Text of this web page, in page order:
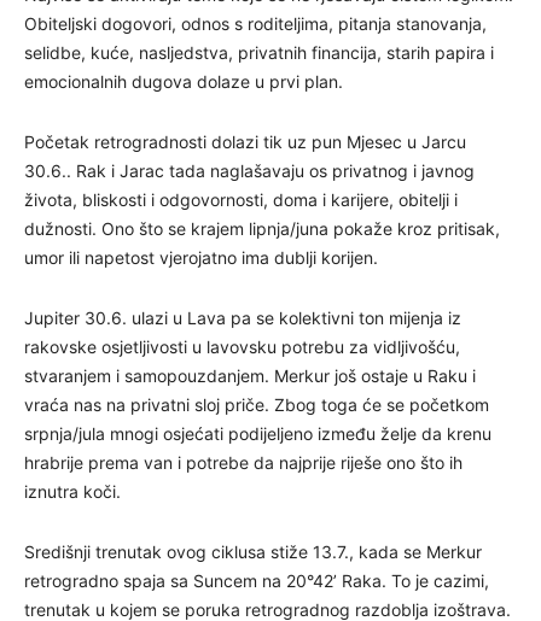
Obiteljski dogovori, odnos s roditeljima, pitanja stanovanja,
selidbe, kuće, nasljedstva, privatnih financija, starih papira i
emocionalnih dugova dolaze u prvi plan.
Početak retrogradnosti dolazi tik uz pun Mjesec u Jarcu
30.6.. Rak i Jarac tada naglašavaju os privatnog i javnog
života, bliskosti i odgovornosti, doma i karijere, obitelji i
dužnosti. Ono što se krajem lipnja/juna pokaže kroz pritisak,
umor ili napetost vjerojatno ima dublji korijen.
Jupiter 30.6. ulazi u Lava pa se kolektivni ton mijenja iz
rakovske osjetljivosti u lavovsku potrebu za vidljivošću,
stvaranjem i samopouzdanjem. Merkur još ostaje u Raku i
vraća nas na privatni sloj priče. Zbog toga će se početkom
srpnja/jula mnogi osjećati podijeljeno između želje da krenu
hrabrije prema van i potrebe da najprije riješe ono što ih
iznutra koči.
Središnji trenutak ovog ciklusa stiže 13.7., kada se Merkur
retrogradno spaja sa Suncem na 20°42’ Raka. To je cazimi,
trenutak u kojem se poruka retrogradnog razdoblja izoštrava.